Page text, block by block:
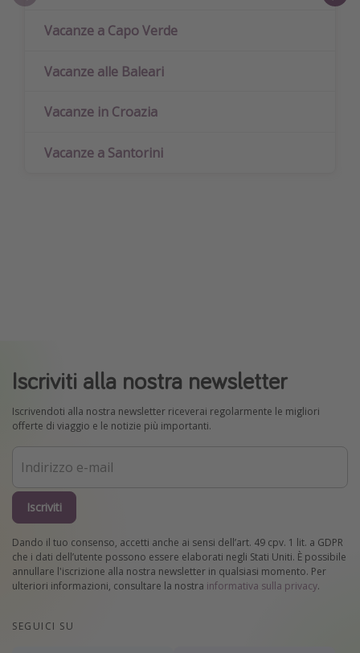
Vacanze a Capo Verde
Vacanze alle Baleari
Vacanze in Croazia
Vacanze a Santorini
Iscriviti alla nostra newsletter
Iscrivendoti alla nostra newsletter riceverai regolarmente le migliori
offerte di viaggio e le notizie più importanti.
Iscriviti
Dando il tuo consenso, accetti anche ai sensi dell’art. 49 cpv. 1 lit. a GDPR
che i dati dell’utente possono essere elaborati negli Stati Uniti. È possibile
annullare l'iscrizione alla nostra newsletter in qualsiasi momento. Per
ulteriori informazioni, consultare la nostra informativa sulla privacy.
SEGUICI SU